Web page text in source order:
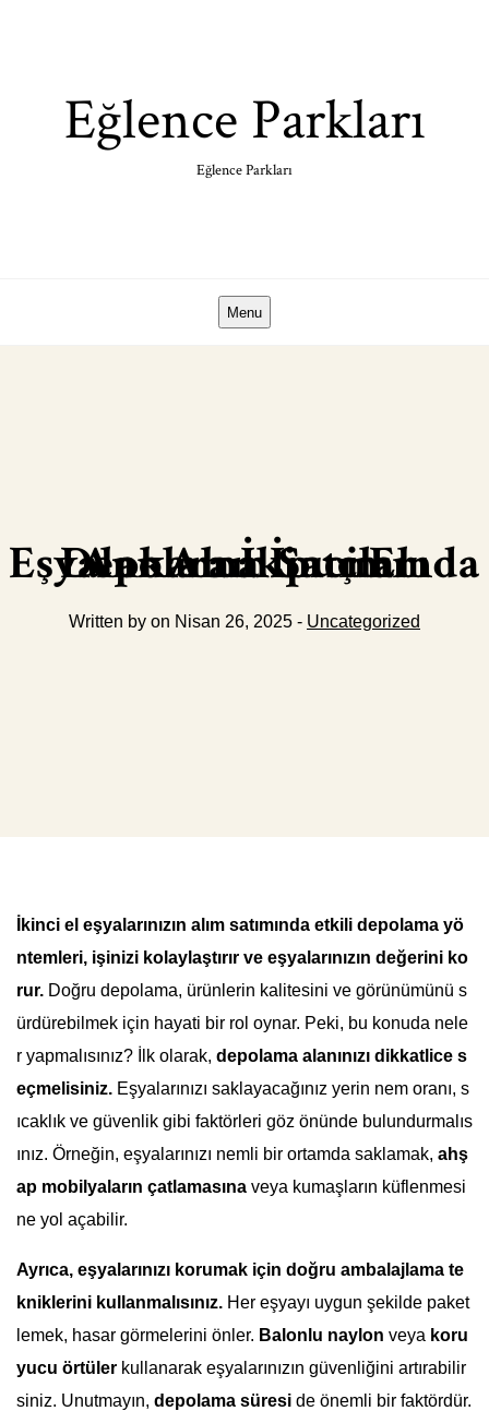
Eğlence Parkları
Eğlence Parkları
Menu
Ankara İkinci El Eşyalar Alım Satımında Depolama İpuçları
Written by on Nisan 26, 2025 - Uncategorized
İkinci el eşyalarınızın alım satımında etkili depolama yö
ntemleri, işinizi kolaylaştırır ve eşyalarınızın değerini ko
rur. Doğru depolama, ürünlerin kalitesini ve görünümünü s
ürdürebilmek için hayati bir rol oynar. Peki, bu konuda nele
r yapmalısınız? İlk olarak, depolama alanınızı dikkatlice s
eçmelisiniz. Eşyalarınızı saklayacağınız yerin nem oranı, s
ıcaklık ve güvenlik gibi faktörleri göz önünde bulundurmalıs
ınız. Örneğin, eşyalarınızı nemli bir ortamda saklamak, ahş
ap mobilyaların çatlamasına veya kumaşların küflenmesi
ne yol açabilir.
Ayrıca, eşyalarınızı korumak için doğru ambalajlama te
kniklerini kullanmalısınız. Her eşyayı uygun şekilde paket
lemek, hasar görmelerini önler. Balonlu naylon veya koru
yucu örtüler kullanarak eşyalarınızın güvenliğini artırabilir
siniz. Unutmayın, depolama süresi de önemli bir faktördür.